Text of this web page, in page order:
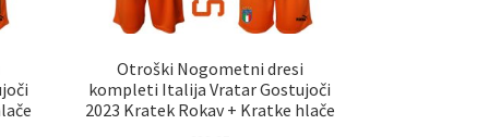
Otroški Nogometni dresi
kompleti Italija Vratar Gostujoči
2023 Kratek Rokav + Kratke hlače